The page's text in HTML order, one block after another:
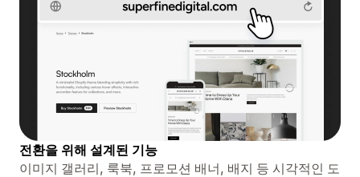
전환을 위해 설계된 기능
이미지 갤러리, 룩북, 프로모션 배너, 배지 등 시각적인 도